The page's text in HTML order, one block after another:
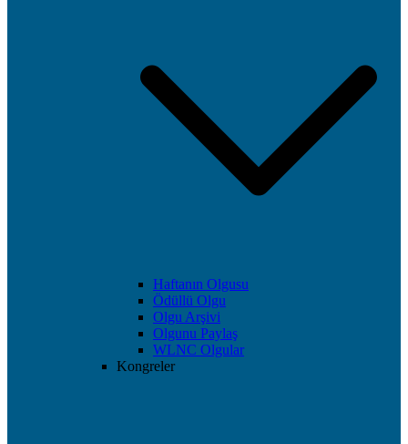
Haftanın Olgusu
Ödüllü Olgu
Olgu Arşivi
Olgunu Paylaş
WLNC Olgular
Kongreler